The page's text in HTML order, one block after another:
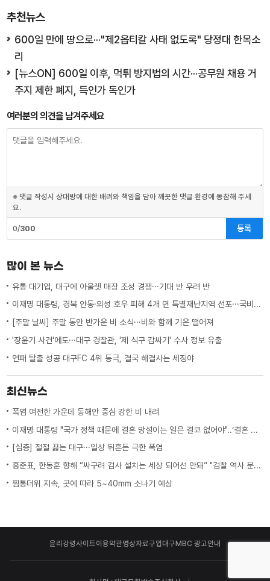
추천뉴스
600일 만에 땅으로···"제2옵티칼 사태 없도록" 당정대 한목소
리
[뉴스ON] 600일 이후, 먹튀 방지법의 시간···공무원 채용 거
주지 제한 폐지, 득인가 독인가
여러분의 의견을 남겨주세요
※ 댓글 작성시 상대방에 대한 배려와 책임을 담아 깨끗한 댓글 환경에 동참해 주세
요.
0/300 등록
많이 본 뉴스
유통 대기업, 대구에 아울렛 매장 조성 경쟁···기대 반 우려 반
이재명 대통령, 경북 안동·의성 호우 피해 4개 면 특별재난지역 선포···국비 추가 지원
[주말 날씨] 주말 동안 반가운 비 소식···비와 함께 기온 떨어져
'장윤기 사건'에도···대구 경찰관, '제 식구 감싸기' 수사 정보 유출
연패 탈출 성공 대구FC 4위 등극, 결국 해결사는 세징야
최신뉴스
폭염 여전한 가운데 동해안 중심 강한 비 내려
이재명 대통령 "국가 정책 때문에 결혼 망설이는 일은 결코 없어야"..‘결혼 페널티’ 제도 상 불이익 면밀히 조사 지시
[심층] 절절 끓는 대구···일상 뒤흔든 극한 폭염
홍준표, 한동훈 향해 “싸구려 검사 설치는 세상 되어선 안돼” "검찰 역사 문 닫게 원인 제공한 원흉"
찜통더위 지속, 곳에 따라 5~40mm 소나기 예상
윤리강령사이트이용약관영상자료구입 대구MBC 광고안내